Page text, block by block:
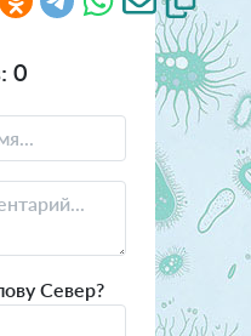
0
Север?